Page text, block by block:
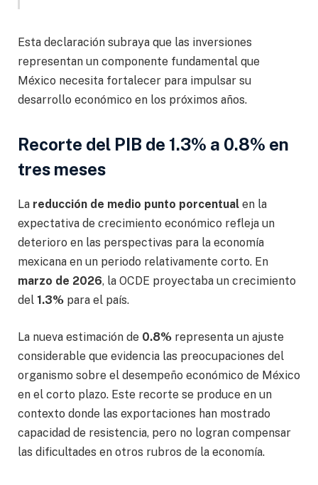
Esta declaración subraya que las inversiones
representan un componente fundamental que
México necesita fortalecer para impulsar su
desarrollo económico en los próximos años.
Recorte del PIB de 1.3% a 0.8% en
tres meses
La reducción de medio punto porcentual en la
expectativa de crecimiento económico refleja un
deterioro en las perspectivas para la economía
mexicana en un periodo relativamente corto. En
marzo de 2026, la OCDE proyectaba un crecimiento
del 1.3% para el país.
La nueva estimación de 0.8% representa un ajuste
considerable que evidencia las preocupaciones del
organismo sobre el desempeño económico de México
en el corto plazo. Este recorte se produce en un
contexto donde las exportaciones han mostrado
capacidad de resistencia, pero no logran compensar
las dificultades en otros rubros de la economía.